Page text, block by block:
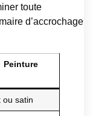
toute
d’accrochage
Peinture
ou satin